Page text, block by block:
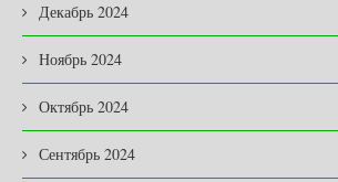
Декабрь 2024
Ноябрь 2024
Октябрь 2024
Сентябрь 2024